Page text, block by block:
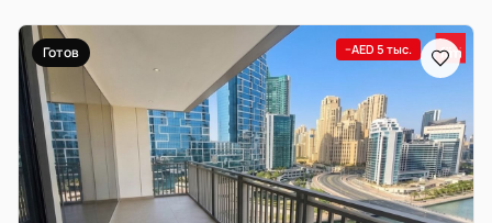
Готов −AED 5 тыс.